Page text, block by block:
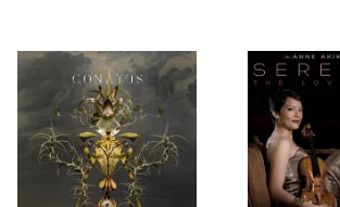
Steven J. (EDT)(96)
Steven a.(95) Arthur(92)
Taylor & Francis(40)
Cq Pr(39)
Independent Pub Group(39)